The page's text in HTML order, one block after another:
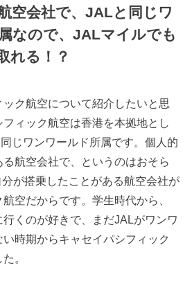
空会社で、JALと同じワ
なので、JALマイルでも
れる！？
ク航空について紹介したいと思
ィック航空は香港を本拠地とし
じワンワールド所属です。個人的
航空会社で、というのはおそら
が搭乗したことがある航空会社が
空だからです。学生時代から、
くのが好きで、まだJALがワンワ
時期からキャセイパシフィック
。